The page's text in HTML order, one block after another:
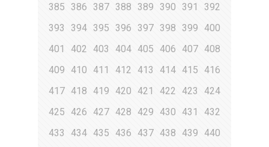
385
386 387 388 389 390 391
392
393
394 395 396 397 398 399
400
401
402 403 404 405 406 407 408
409
410 411 412 413 414 415
416
417 418 419 420 421 422 423
424
425
426 427 428 429 430 431
432
433
434 435 436 437 438 439
440